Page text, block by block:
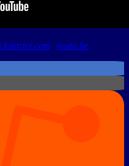
youtu.be